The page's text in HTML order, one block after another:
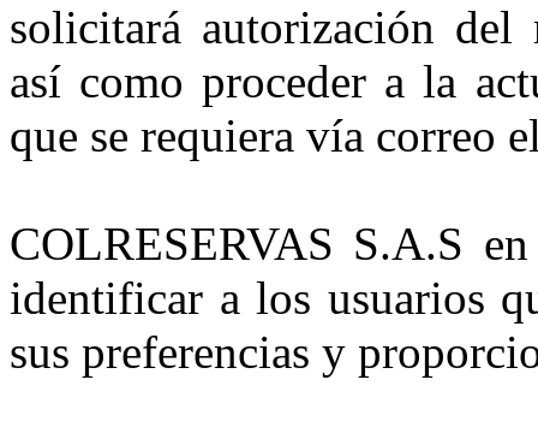
solicitará autorización del
así como proceder a la
que se requiera vía correo
COLRESERVAS S.A.S
identificar a los usuarios
sus preferencias y